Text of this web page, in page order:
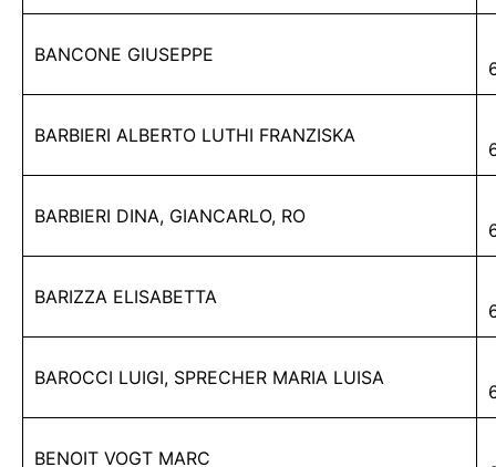
BANCONE GIUSEPPE
BARBIERI ALBERTO LUTHI FRANZISKA
BARBIERI DINA, GIANCARLO, RO
BARIZZA ELISABETTA
BAROCCI LUIGI, SPRECHER MARIA LUISA
BENOIT VOGT MARC